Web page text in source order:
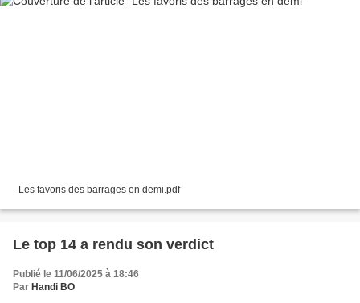
- Les favoris des barrages en demi.pdf
Le top 14 a rendu son verdict
Publié le 11/06/2025 à 18:46
Par Handi BO